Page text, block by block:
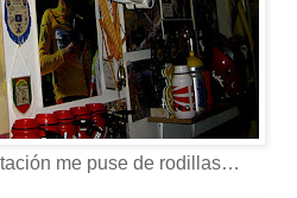
me puse de rodillas…